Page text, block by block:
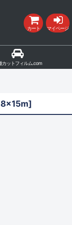
カート マイページ
カットフィルム.com
]